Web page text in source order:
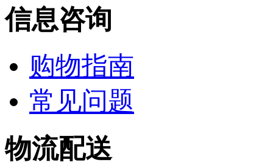
信息咨询
购物指南
常见问题
物流配送